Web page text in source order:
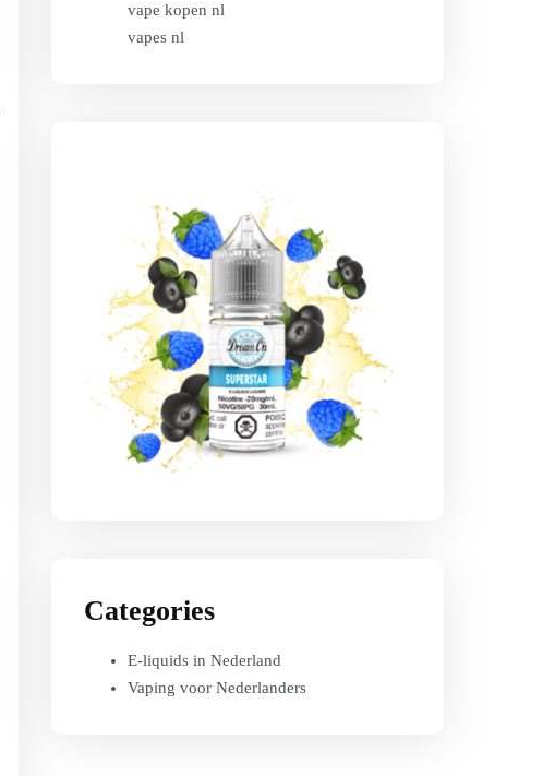
vape kopen nl
vapes nl
Categories
E-liquids in Nederland
Vaping voor Nederlanders